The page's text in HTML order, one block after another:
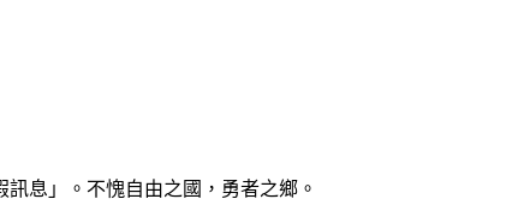
息」。不愧自由之國，勇者之鄉。